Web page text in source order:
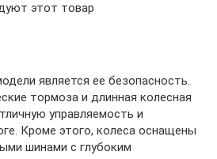
этот товар
является ее безопасность.
тормоза и длинная колесная
управляемость и
Кроме этого, колеса оснащены
шинами с глубоким